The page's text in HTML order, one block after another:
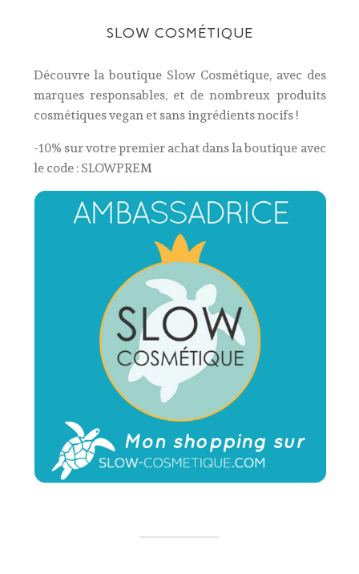
SLOW COSMÉTIQUE
Découvre la boutique Slow Cosmétique, avec des
marques responsables, et de nombreux produits
cosmétiques vegan et sans ingrédients nocifs !
-10% sur votre premier achat dans la boutique avec
le code :SLOWPREM